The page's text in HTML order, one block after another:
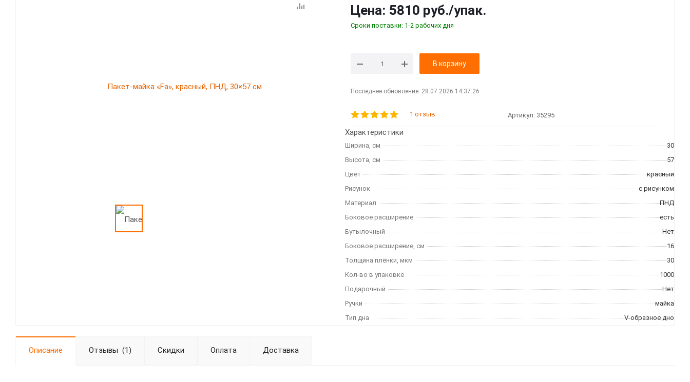
Цена: 5810 руб./упак.
Сроки поставки: 1-2 рабочих дня
В корзину
Последнее обновление: 28.07.2026 14:37:26
1 отзыв Артикул: 35295
Характеристики
Ширина, см
30
Высота, см
57
Цвет
красный
Рисунок
с рисунком
Материал
ПНД
Боковое расширение
есть
Бутылочный
Нет
Боковое расширение, см
16
Толщина плёнки, мкм
30
Кол-во в упаковке
1000
Подарочный
Нет
Ручки
майка
Тип дна
V-образное дно
Описание Отзывы (1) Скидки Оплата Доставка